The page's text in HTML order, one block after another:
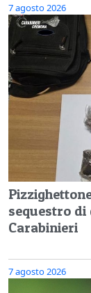
7 agosto 2026
sequestro di
Carabinieri
7 agosto 2026